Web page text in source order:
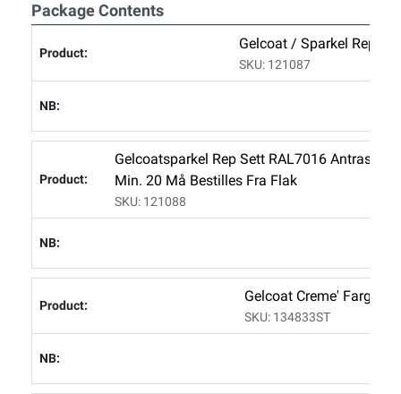
Package Contents
Gelcoat / Sparkel Rep
SKU: 121087
Gelcoatsparkel Rep Sett RAL7016 Antrasitt
Min. 20 Må Bestilles Fra Flak
SKU: 121088
Gelcoat Creme' Farge
SKU: 134833ST